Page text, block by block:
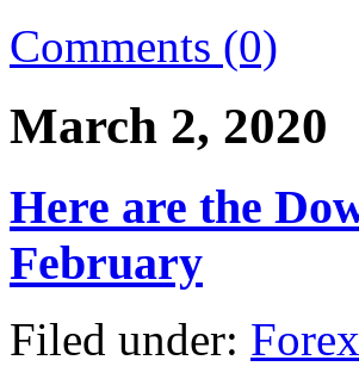
Comments (0)
March 2, 2020
Here are the
February
Filed under: